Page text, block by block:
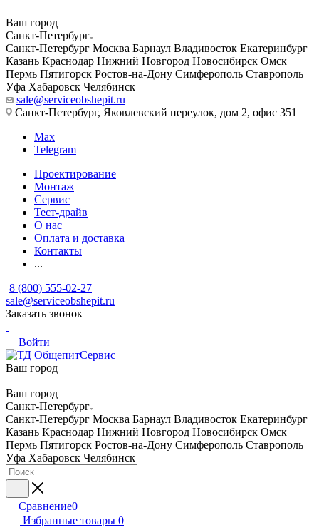
Ваш город
Санкт-Петербург
Санкт-Петербург Москва Барнаул Владивосток Екатеринбург
Казань Краснодар Нижний Новгород Новосибирск Омск
Пермь Пятигорск Ростов-на-Дону Симферополь Ставрополь
Уфа Хабаровск Челябинск
sale@serviceobshepit.ru
Санкт-Петербург, Яковлевский переулок, дом 2, офис 351
Max
Telegram
Проектирование
Монтаж
Сервис
Тест-драйв
О нас
Оплата и доставка
Контакты
...
8 (800) 555-02-27
sale@serviceobshepit.ru
Заказать звонок
Войти
Ваш город
Ваш город
Санкт-Петербург
Санкт-Петербург Москва Барнаул Владивосток Екатеринбург
Казань Краснодар Нижний Новгород Новосибирск Омск
Пермь Пятигорск Ростов-на-Дону Симферополь Ставрополь
Уфа Хабаровск Челябинск
Сравнение0
Избранные товары 0